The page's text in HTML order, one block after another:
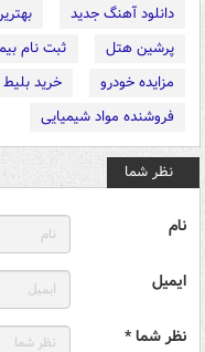
دانلود آهنگ جدید
پرشین هتل
ثبت نام
مزایده خودرو
خرید
فروشنده مواد شیمیایی
نظر شما
نام
ایمیل
نظر شما *